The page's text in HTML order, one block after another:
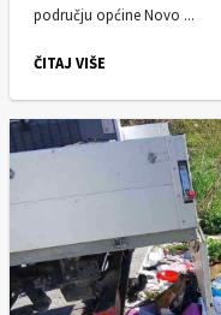
području općine Novo ...
ČITAJ VIŠE